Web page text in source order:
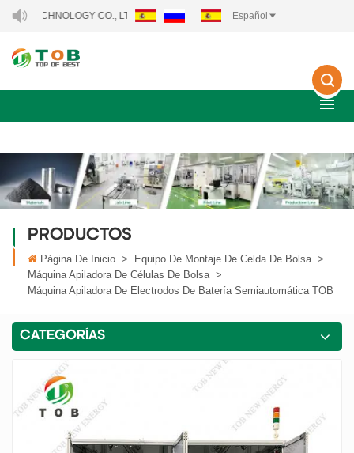
CO., LTD.. Español
PRODUCTOS
Página De Inicio > Equipo De Montaje De Celda De Bolsa >
Máquina Apiladora De Células De Bolsa >
Máquina Apiladora De Electrodos De Batería Semiautomática TOB
CATEGORÍAS